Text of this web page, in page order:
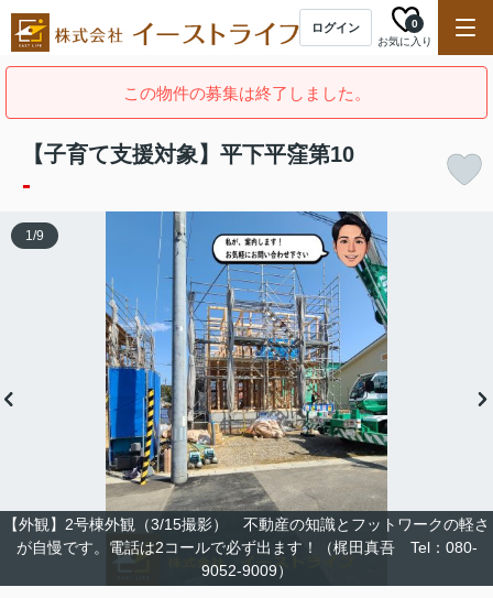
ログイン
お気に入り
0
この物件の募集は終了しました。
【子育て支援対象】平下平窪第10
-
【外観】2号棟外観（3/15撮影） 不動産の知識とフットワークの軽さ
が自慢です。電話は2コールで必ず出ます！（梶田真吾 Tel：080-
9052-9009）
1/9